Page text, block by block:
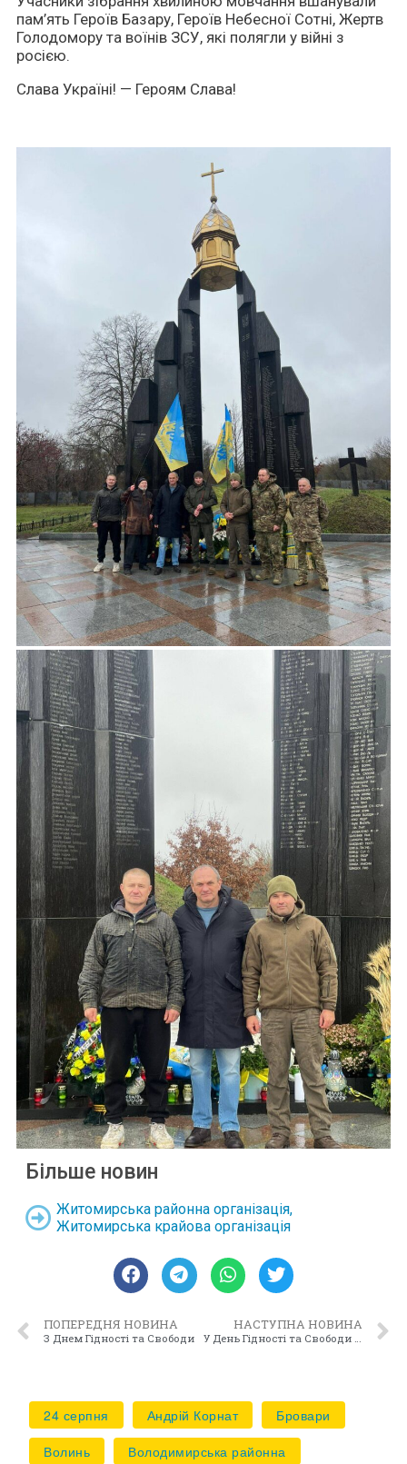
пам’ять Героїв Базару, Героїв Небесної Сотні, Жертв
Голодомору та воїнів ЗСУ, які полягли у війні з
росією.
Слава Україні! — Героям Слава!
Більше новин
Житомирська районна організація,
Житомирська крайова організація
ПОПЕРЕДНЯ НОВИНА
З Днем Гідності та Свободи
НАСТУПНА НОВИНА
24 серпня Андрій Корнат
Бровари
Волинь
Володимирська районна